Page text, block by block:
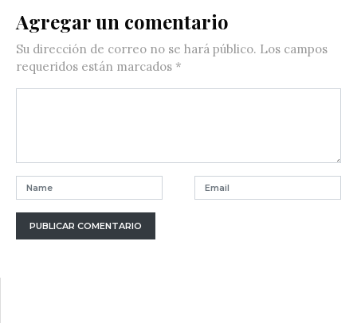
Agregar un comentario
Su dirección de correo no se hará público. Los campos
requeridos están marcados *